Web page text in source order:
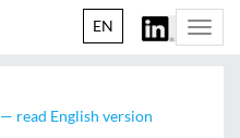
EN
— read English version